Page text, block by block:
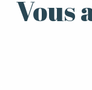
Vous